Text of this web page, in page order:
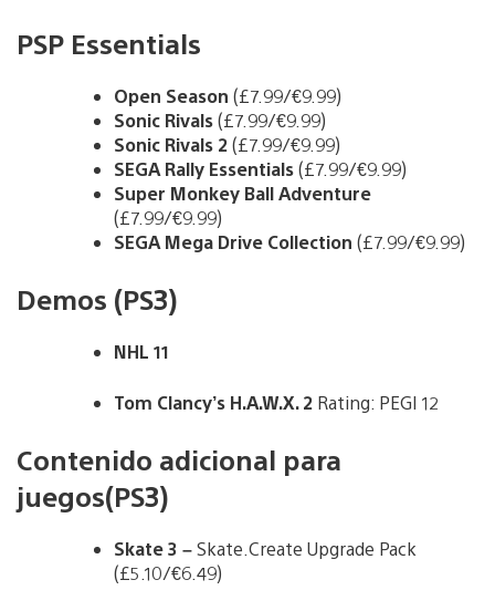
PSP Essentials
Open Season (£7.99/€9.99)
Sonic Rivals(£7.99/€9.99)
Sonic Rivals 2(£7.99/€9.99)
SEGA Rally Essentials(£7.99/€9.99)
Super Monkey Ball Adventure
(£7.99/€9.99)
SEGA Mega Drive Collection (£7.99/€9.99)
Demos (PS3)
NHL 11
Tom Clancy’s H.A.W.X. 2 Rating: PEGI 12
Contenido adicional para
juegos(PS3)
Skate 3 –Skate.Create Upgrade Pack
(£5.10/€6.49)